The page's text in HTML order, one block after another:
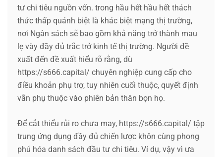
tư chi tiêu nguồn vốn. trong hầu hết hầu hết thách
thức thấp quánh biệt là khác biệt mạng thị trường,
nơi Ngân sách sẽ bao gồm khả năng trở thành mau
lẹ vày đầy đủ trắc trở kinh tế thị trường. Người đề
xuất đến đề xuất hiểu rõ rằng, dù
https://s666.capital/ chuyên nghiệp cung cấp cho
điều khoản phụ trợ, tuy nhiên cuối thuộc, quyết định
vẫn phụ thuộc vào phiên bản thân bọn họ.
Để cắt thiểu rủi ro chưa may, https://s666.capital/ tập
trung ứng dụng đầy đủ chiến lược khôn cùng phong
phú hóa danh sách đầu tư chi tiêu. Ví dụ, vậy vì ưa